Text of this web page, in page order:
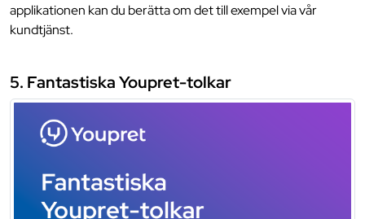
applikationen kan du berätta om det till exempel via vår
kundtjänst.
5. Fantastiska Youpret-tolkar